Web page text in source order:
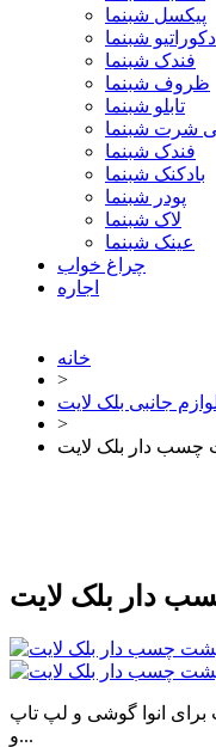
پیکسل شبنما
دکوراتیو شبنما
فندک شبنما
ظروف شبنما
تابلو شبنما
شرت شبنما
فندک شبنما
بادکنک شبنما
پودر شبنما
لاک شبنما
عینک شبنما
چراغ خواب
اجاره
خانه
>
جانبی بلک لایت
>
چسب دار بلک لایت
دار بلک لایت
انوا گوشی و لپ تاپ
و...